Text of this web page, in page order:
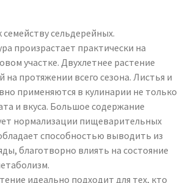
сельдерейных.
произрастает практически на
участке. Двухлетнее растение
протяжении всего сезона. Листья и
применяются в кулинарии не только
и вкуса. Большое содержание
нормализации пищеварительных
способностью выводить из
благотворно влиять на состояние
идеально подходит для тех, кто